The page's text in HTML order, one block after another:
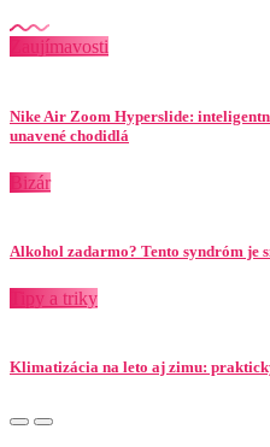
Zaujímavosti
Nike Air Zoom Hyperslide:
unavené chodidlá
Bizár
Alkohol zadarmo? Tento syndróm je
Tipy a triky
Klimatizácia na leto aj zimu: